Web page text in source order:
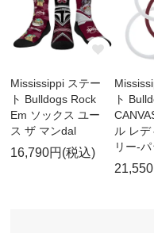
Mississippi ステー
ト Bulldogs Rock
Em ソックス ユー
ス ザ マンdal
16,790円(税込)
ト
ル レデ
リー-パ